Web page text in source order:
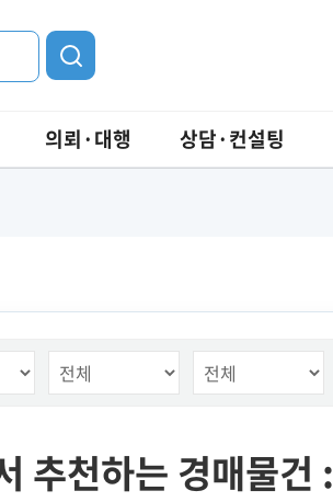
의뢰·대행 상담·컨설팅
추천하는 경매물건 :